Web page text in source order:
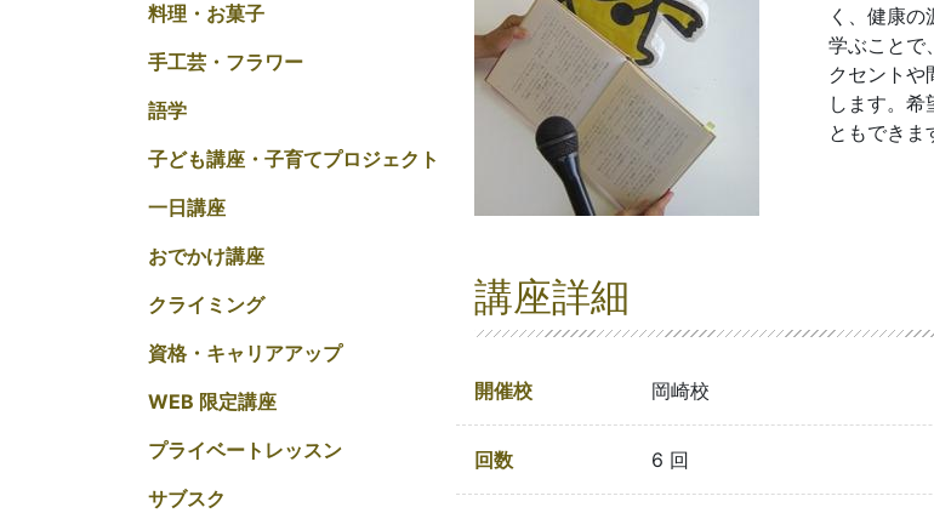
料理・お菓子
手工芸・フラワー
語学
子ども講座・子育てプロジェクト
一日講座
おでかけ講座
クライミング
資格・キャリアアップ
WEB 限定講座
プライベートレッスン
サブスク
く、健康
学ぶことで
クセントや
します。希
ともできま
講座詳細
開催校 岡崎校
回数 6 回